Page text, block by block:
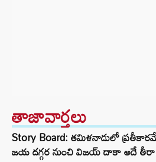
తాజావార్తలు
Story Board: తమిళనాడులో
జయ దగ్గర నుంచి విజయ్ దాకా అదే